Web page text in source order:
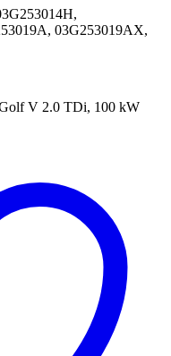
03G253019AX,
V 2.0 TDi, 100 kW